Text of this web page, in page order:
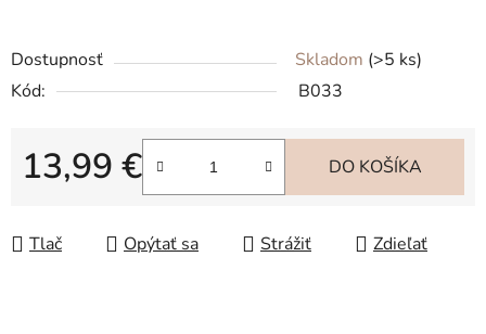
Dostupnosť Skladom (>5 ks)
Kód:
B033
13,99 €
Jednotková cena:
DO KOŠÍKA
Tlač Opýtať sa Strážiť Zdieľať